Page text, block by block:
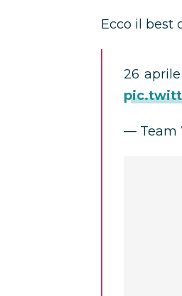
Ecco il best
26
— Team